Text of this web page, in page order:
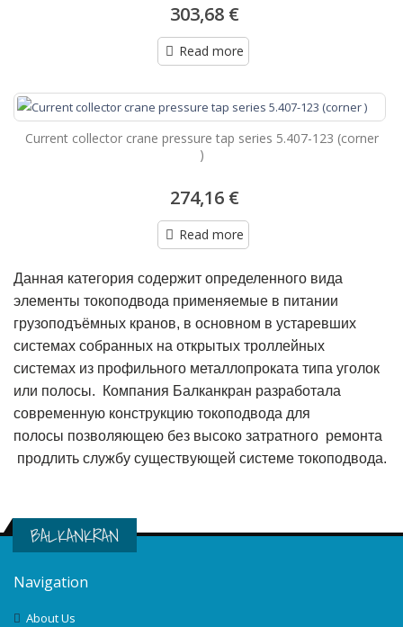
303,68 €
Read more
Current collector crane pressure tap series 5.407-123 (corner
)
274,16 €
Read more
Данная категория содержит определенного вида
элементы токоподвода применяемые в питании
грузоподъёмных кранов, в основном в устаревших
системах собранных на открытых троллейных
системах из профильного металлопроката типа уголок
или полосы. Компания Балканкран разработала
современную конструкцию токоподвода для
полосы позволяющею без высоко затратного ремонта
продлить службу существующей системе токоподвода.
BALKANKRAN
Navigation
About Us